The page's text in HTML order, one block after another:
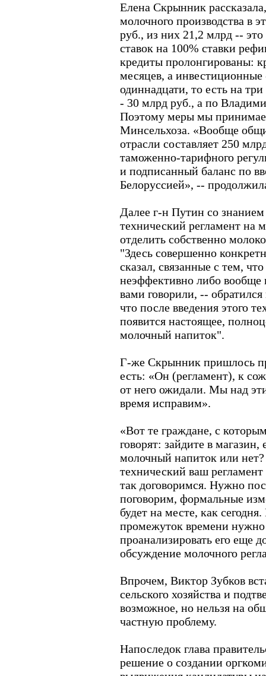
Елена Скрынник
молочного производства в
руб., из них 21,2 млрд --
ставок на 100% ставки
кредиты пролонгированы:
месяцев, а инвестиционные
одиннадцати, то есть на
- 30 млрд руб., а по
Поэтому меры мы
Минсельхоза. «Вообще
отрасли составляет 250
таможенно-тарифного
и подписанный баланс по
Белоруссией», --
Далее г-н Путин со знанием
технический регламент на
отделить собственно
"Здесь совершенно
сказал, связанные с тем,
неэффективно либо
вами говорили, --
что после введения этого
появится настоящее,
молочный напиток".
Г-же Скрынник пришлось
есть: «Он (регламент), к
от него ожидали. Мы над
время исправим».
«Вот те граждане, с
говорят: зайдите в магазин,
молочный напиток или нет?
технический ваш
так договоримся. Нужно
поговорим, формальные
будет на месте, как
промежуток времени нужно
проанализировать его еще
обсуждение молочного
Впрочем, Виктор Зубков
сельского хозяйства и
возможное, но нельзя на
частную проблему.
Напоследок глава
решение о создании